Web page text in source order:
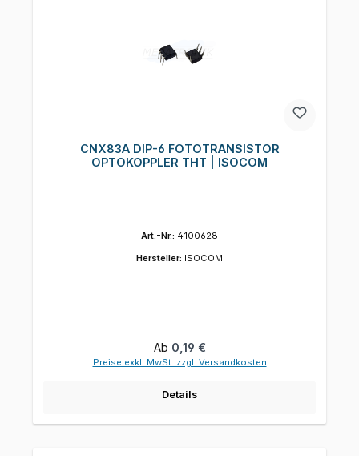
CNX83A DIP-6 FOTOTRANSISTOR
OPTOKOPPLER THT | ISOCOM
Art.-Nr.: 4100628
Hersteller: ISOCOM
Regulärer Preis:
Ab 0,19 €
Preise exkl. MwSt. zzgl. Versandkosten
Details